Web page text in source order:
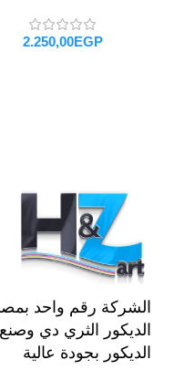
EGP
الشركة رقم واحد بمصر
الديكور الثري دي
الديكور بجودة عالية